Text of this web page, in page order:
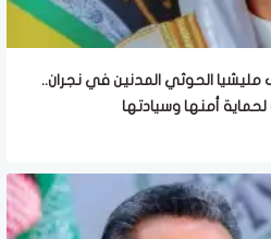
الحوثي المدنين في نجران..
أمنها وسيادتها